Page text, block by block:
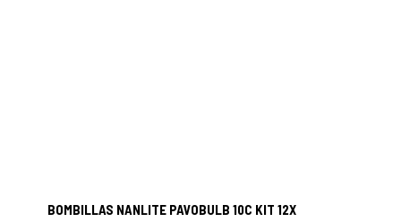
BOMBILLAS NANLITE PAVOBULB 10C KIT 12X